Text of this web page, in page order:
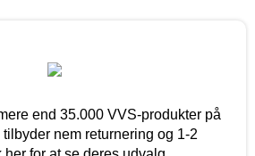
end 35.000 VVS-produkter på
nem returnering og 1-2